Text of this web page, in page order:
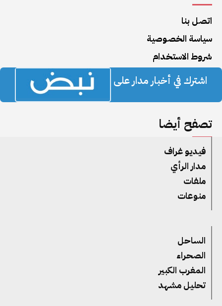
اتصل بنا
سياسة الخصوصية
شروط الاستخدام
اشترك في أخبار مدار على
تصفح أيضا
فيديو غراف
مدار الرأي
ملفات
منوعات
الساحل
الصحراء
المغرب الكبير
تحليل مشهد